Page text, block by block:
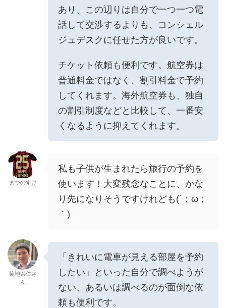
あり、この辺りは自分で一つ一つ電
話して交渉するよりも、コンシェル
ジュデスクに任せた方が良いです。
チケット依頼も便利です。航空券は
普通料金ではなく、割引料金で予約
してくれます。海外航空券も、独自
の割引制度などと比較して、一番安
くなるように抑えてくれます。
まつのすけ
私も子供が生まれたら旅行の予約を
使います！大変残念なことに、かな
り先になりそうですけれども(´；ω；
｀)
菊地崇仁さ
ん
「きれいに電車が見える部屋を予約
したい」といった自分で調べようが
ない、あるいは調べるのが面倒な依
頼も便利です。